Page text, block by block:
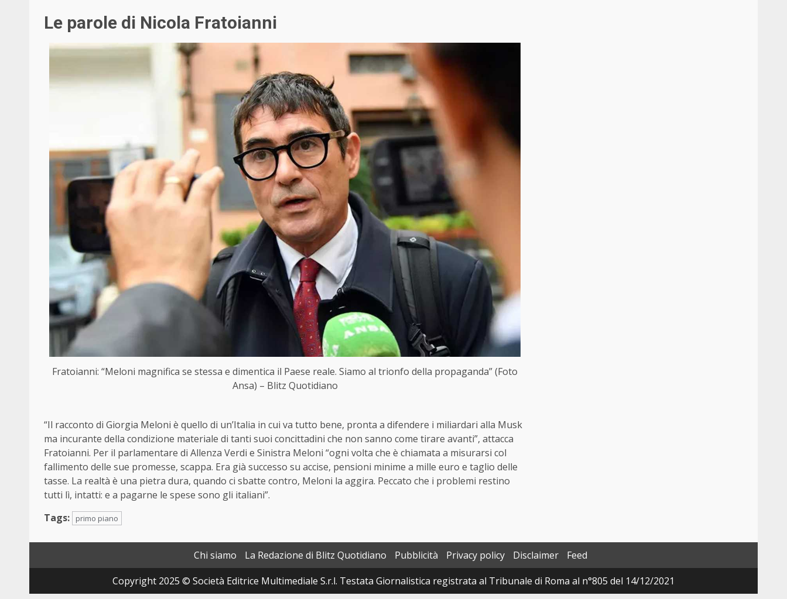
Le parole di Nicola Fratoianni
Fratoianni: “Meloni magnifica se stessa e dimentica il Paese reale. Siamo al trionfo della propaganda” (Foto
Ansa) – Blitz Quotidiano
“Il racconto di Giorgia Meloni è quello di un’Italia in cui va tutto bene, pronta a difendere i miliardari alla Musk
ma incurante della condizione materiale di tanti suoi concittadini che non sanno come tirare avanti”, attacca
Fratoianni. Per il parlamentare di Allenza Verdi e Sinistra Meloni “ogni volta che è chiamata a misurarsi col
fallimento delle sue promesse, scappa. Era già successo su accise, pensioni minime a mille euro e taglio delle
tasse. La realtà è una pietra dura, quando ci sbatte contro, Meloni la aggira. Peccato che i problemi restino
tutti lì, intatti: e a pagarne le spese sono gli italiani”.
Tags:
primo piano
Chi siamo La Redazione di Blitz Quotidiano Pubblicità Privacy policy Disclaimer
Feed
Copyright 2025 © Società Editrice Multimediale S.r.l. Testata Giornalistica registrata al Tribunale di Roma al n°805 del 14/12/2021